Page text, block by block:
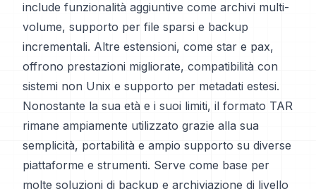
include funzionalità aggiuntive come archivi multi-
volume, supporto per file sparsi e backup
incrementali. Altre estensioni, come star e pax,
offrono prestazioni migliorate, compatibilità con
sistemi non Unix e supporto per metadati estesi.
Nonostante la sua età e i suoi limiti, il formato TAR
rimane ampiamente utilizzato grazie alla sua
semplicità, portabilità e ampio supporto su diverse
piattaforme e strumenti. Serve come base per
molte soluzioni di backup e archiviazione di livello